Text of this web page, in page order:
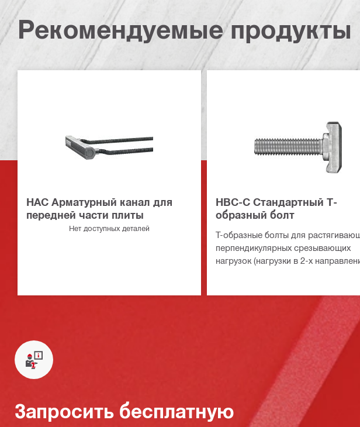
Рекомендуемые продукты
HAC Арматурный канал для
передней части плиты
Нет доступных деталей
HBC-C Стандартный Т-
образный болт
T-образные болты для
перпендикулярных срезывающих
нагрузок (нагрузки в 2-х
Запросить бесплатную